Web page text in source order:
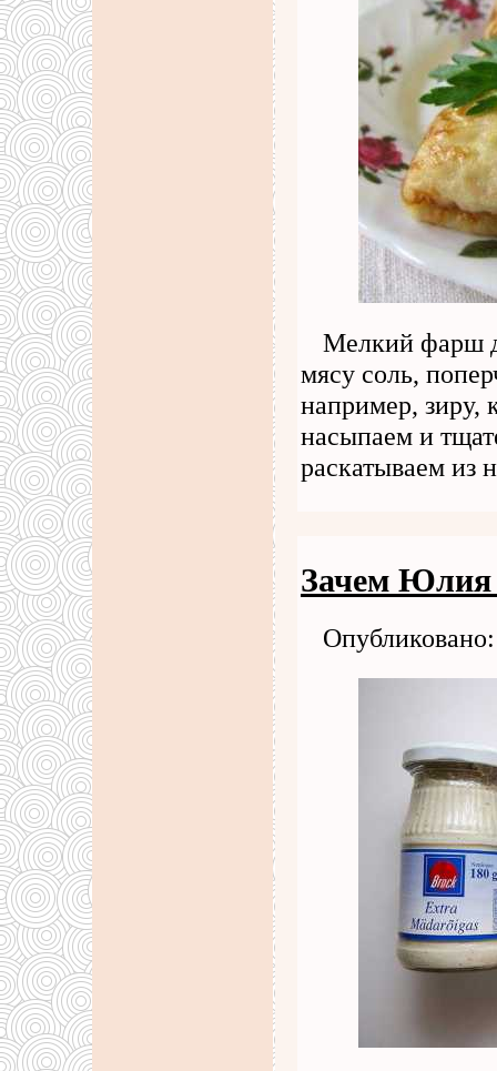
Мелкий фарш
мясу соль,
например, зиру,
насыпаем и
раскатываем из
Зачем Юлия